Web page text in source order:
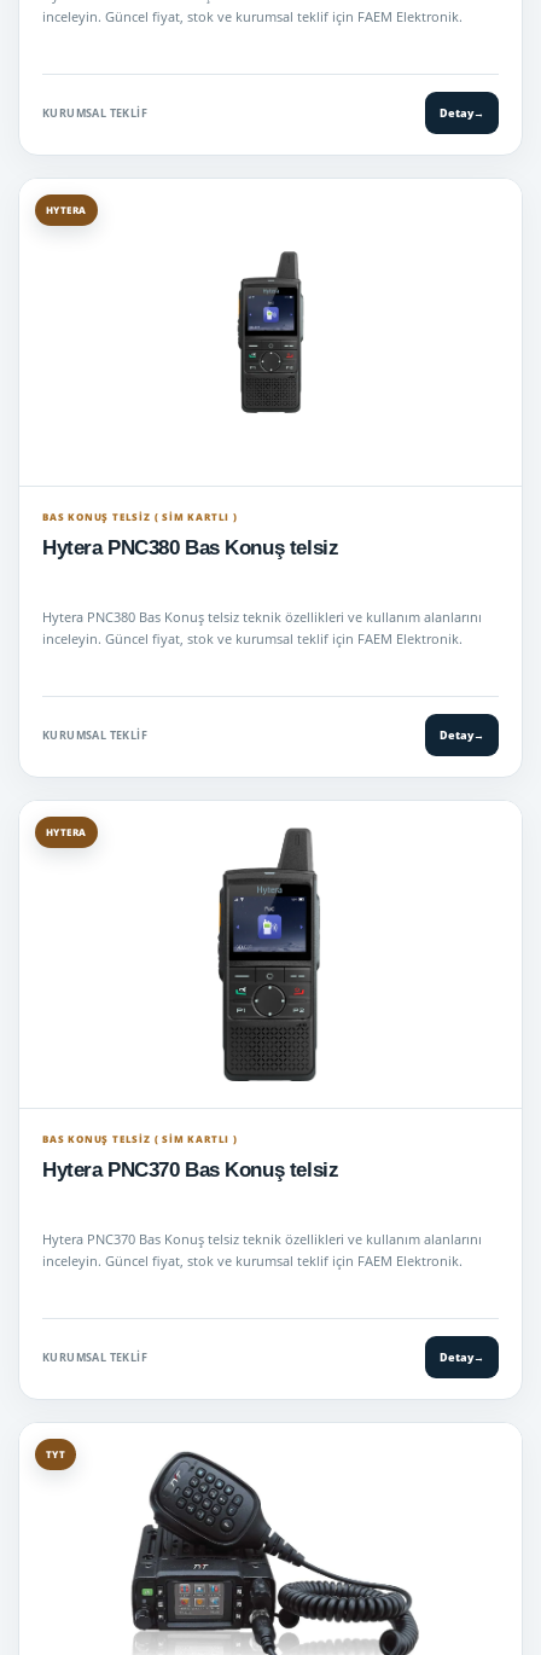
inceleyin. Güncel fiyat, stok ve kurumsal teklif için FAEM Elektronik.
KURUMSAL TEKLIF Detay→
HYTERA
BAS KONUŞ TELSIZ ( SİM KARTLI )
Hytera PNC380 Bas Konuş telsiz
Hytera PNC380 Bas Konuş telsiz teknik özellikleri ve kullanım alanlarını
inceleyin. Güncel fiyat, stok ve kurumsal teklif için FAEM Elektronik.
KURUMSAL TEKLIF Detay→
HYTERA
BAS KONUŞ TELSIZ ( SİM KARTLI )
Hytera PNC370 Bas Konuş telsiz
Hytera PNC370 Bas Konuş telsiz teknik özellikleri ve kullanım alanlarını
inceleyin. Güncel fiyat, stok ve kurumsal teklif için FAEM Elektronik.
KURUMSAL TEKLIF Detay→
TYT